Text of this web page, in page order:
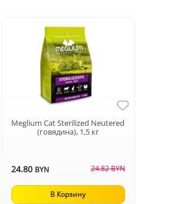
Meglium Сat Sterilized Neutered
(говядина), 1,5 кг
24.80 BYN 24.82 BYN
В Корзину